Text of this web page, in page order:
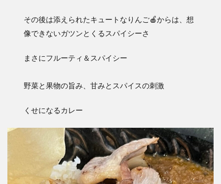
その後は添えられたキュートなりんご🍎からは、想
像できないガツンとくるスパイシーさ
まさにフルーティ＆スパイシー
野菜と果物の旨み、甘みとスパイスの刺激
くせになるカレー